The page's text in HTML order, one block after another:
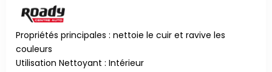
Propriétés principales : nettoie le cuir et ravive les
couleurs
Utilisation Nettoyant : Intérieur